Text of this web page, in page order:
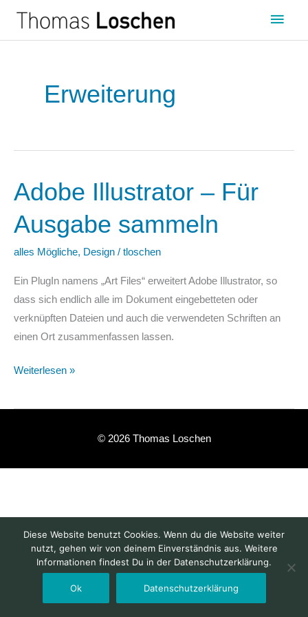
Inhalt
Erweiterung
Adobe Illustrator – Für
Ausgabe sammeln
alles Mögliche, Design / tloschen
Ein PlugIn namens „Art Files“ erweitert Adobe Illustrator, so
dass sich endlich alle im Dokument eingebetteten oder
verknüpften Dateien und auch die verwendeten Schriften an
einen Ort zusammenfassen lassen.
Adobe
Illustrator
–
Ausgabe
sammeln
Weiterlesen »
© 2026 Thomas Loschen
Diese Website benutzt Cookies. Wenn du die Website weiter
nutzt, gehen wir von deinem Einverständnis aus. Weitere
Informationen findest Du in der Datenschutzerklärung.
Ok Datenschutzerklärung